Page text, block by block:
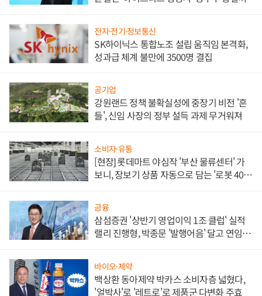
전자·전기·정보통신
SK하이닉스 통합노조 설립 움직임 본격화,
성과급 체계 불만에 3500명 결집
공기업
강원랜드 정책 불확실성에 중장기 비전 '흔
들', 신임 사장의 정부 설득 과제 무거워져
소비자·유통
[현장] 롯데마트 야심작 '부산 물류센터' 가
보니, 장보기 상품 자동으로 담는 '로봇 400
금융
삼섬증권 '상반기 영업이익 1조 클럽' 실적
랠리 진행형, 박종문 '발행어음' 달고 연임 향
바이오·제약
백상환 동아제약 박카스 소비자층 넓혔다,
'얼박사'로 '레트로'로 제품군 다변화 주효